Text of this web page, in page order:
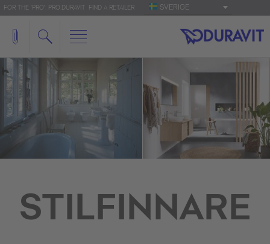
FOR THE 'PRO': PRO.DURAVIT FIND A RETAILER SVERIGE
STILFINNARE